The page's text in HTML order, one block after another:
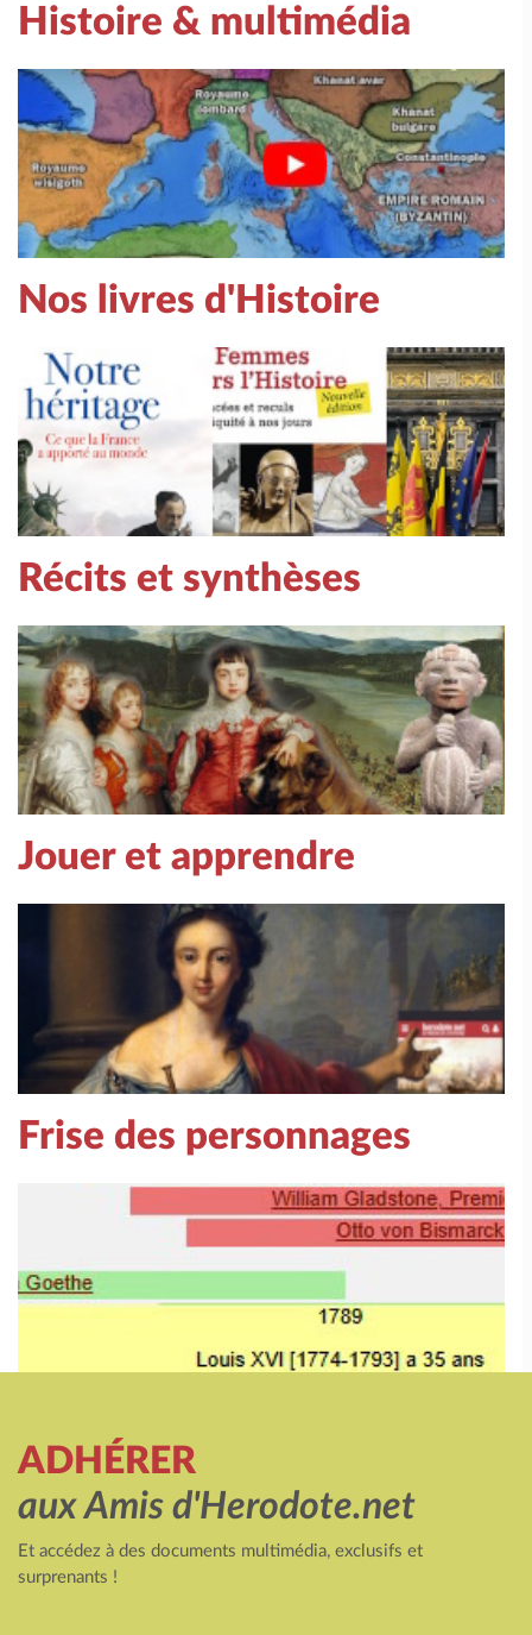
Histoire & multimédia
Nos livres d'Histoire
Récits et synthèses
Jouer et apprendre
Frise des personnages
ADHÉRER
aux Amis d'Herodote.net
Et accédez à des documents multimédia, exclusifs et
surprenants !